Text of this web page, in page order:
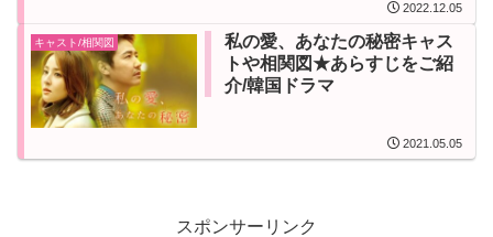
2022.12.05
キャスト/相関図
私の愛、あなたの秘密キャス
トや相関図★あらすじをご紹
介/韓国ドラマ
2021.05.05
スポンサーリンク